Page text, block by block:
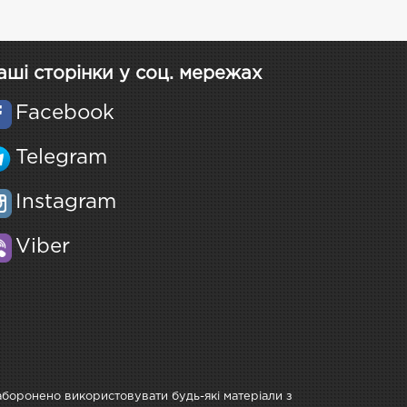
сторінки у соц. мережах
Facebook
Telegram
Instagram
Viber
використовувати будь-які матеріали з